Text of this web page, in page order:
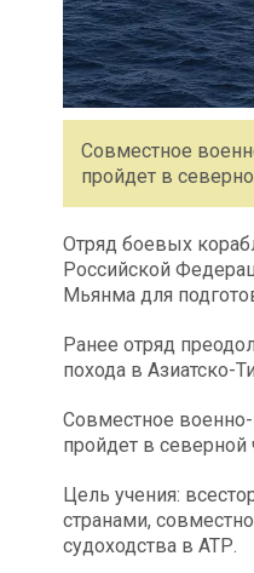
Совместное
пройдет в
Отряд боевых
Российской
Мьянма для
Ранее отряд
похода в Азиатско-
Совместное
пройдет в северной
Цель учения:
странами,
судоходства в АТР.